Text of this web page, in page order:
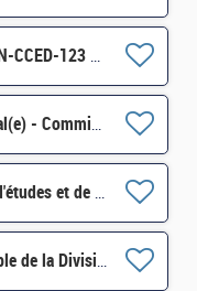
Gestionnaire affaires financières SEN-CCED-123 H/F
IFIP/ATT- Évaluateur(-trice) domanial(e) - Commissaire du Gouvernement à l'expropriation H/F
IDIV CN / AP - Adjoint à la Brigade d'études et de programmation – Lyon H/F
IDIV HC / AP – Adjoint au responsable de la Division des préparations aux concours H/F